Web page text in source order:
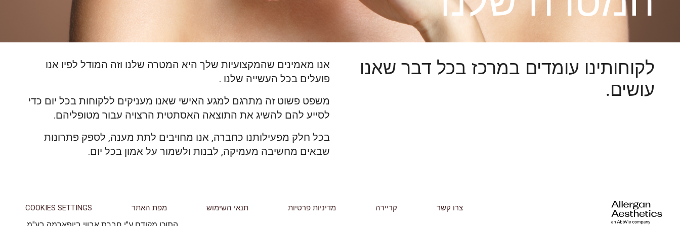
לקוחותינו עומדים במרכז בכל דבר שאנו
עושים.
אנו מאמינים שהמקצועיות שלך היא המטרה שלנו וזה המודל לפיו אנו
פועלים בכל העשייה שלנו .
משפט פשוט זה מתרגם למגע האישי שאנו מעניקים ללקוחות בכל יום כדי
לסייע להם להשיג את התוצאה האסתטית הרצויה עבור מטופליהם.
בכל חלק מפעילותנו כחברה, אנו מחויבים לתת מענה, לספק פתרונות
שבאים מחשיבה מעמיקה, לבנות ולשמור על אמון בכל יום.
צרו קשר קריירה מדיניות פרטיות תנאי השימוש מפת האתר COOKIES SETTINGS